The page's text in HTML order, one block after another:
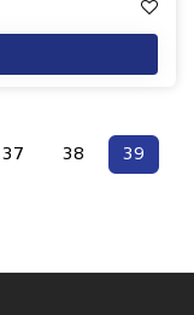
37 38 39